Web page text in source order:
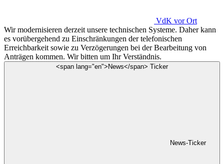
VdK vor Ort
Wir modernisieren derzeit unsere technischen Systeme. Daher kann
es vorübergehend zu Einschränkungen der telefonischen
Erreichbarkeit sowie zu Verzögerungen bei der Bearbeitung von
Anträgen kommen. Wir bitten um Ihr Verständnis.
<span lang="en">News</span> Ticker
News-Ticker